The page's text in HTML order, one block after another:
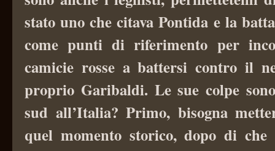
stato uno che citava Pontida e la
come punti di riferimento per
camicie rosse a battersi contro il
proprio Garibaldi. Le sue colpe
sud all’Italia? Primo, bisogna
quel momento storico, dopo di che